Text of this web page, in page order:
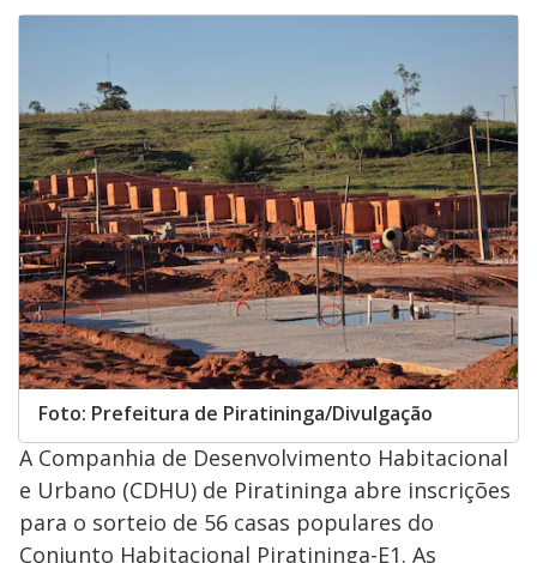
Foto: Prefeitura de Piratininga/Divulgação
A Companhia de Desenvolvimento Habitacional
e Urbano (CDHU) de Piratininga abre inscrições
para o sorteio de 56 casas populares do
Conjunto Habitacional Piratininga-E1. As